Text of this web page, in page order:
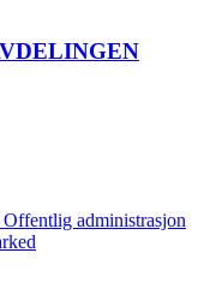
Offentlig administrasjon